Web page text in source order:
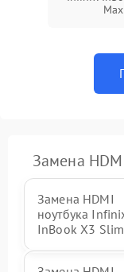
Max
Замена
Замена HDMI
ноутбука
InBook X3 Slim